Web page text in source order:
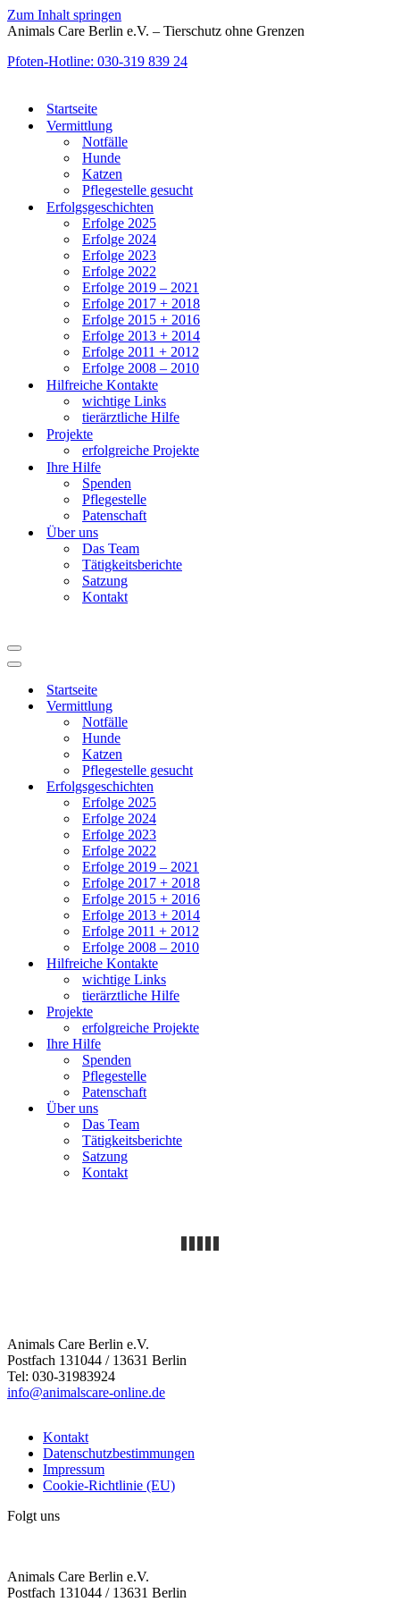
Zum Inhalt springen
Animals Care Berlin e.V. – Tierschutz ohne Grenzen
Pfoten-Hotline: 030-319 839 24
Startseite
Vermittlung
Notfälle
Hunde
Katzen
Pflegestelle gesucht
Erfolgsgeschichten
Erfolge 2025
Erfolge 2024
Erfolge 2023
Erfolge 2022
Erfolge 2019 – 2021
Erfolge 2017 + 2018
Erfolge 2015 + 2016
Erfolge 2013 + 2014
Erfolge 2011 + 2012
Erfolge 2008 – 2010
Hilfreiche Kontakte
wichtige Links
tierärztliche Hilfe
Projekte
erfolgreiche Projekte
Ihre Hilfe
Spenden
Pflegestelle
Patenschaft
Über uns
Das Team
Tätigkeitsberichte
Satzung
Kontakt
Navigationsmenü
Navigationsmenü
Startseite
Vermittlung
Notfälle
Hunde
Katzen
Pflegestelle gesucht
Erfolgsgeschichten
Erfolge 2025
Erfolge 2024
Erfolge 2023
Erfolge 2022
Erfolge 2019 – 2021
Erfolge 2017 + 2018
Erfolge 2015 + 2016
Erfolge 2013 + 2014
Erfolge 2011 + 2012
Erfolge 2008 – 2010
Hilfreiche Kontakte
wichtige Links
tierärztliche Hilfe
Projekte
erfolgreiche Projekte
Ihre Hilfe
Spenden
Pflegestelle
Patenschaft
Über uns
Das Team
Tätigkeitsberichte
Satzung
Kontakt
Animals Care Berlin e.V.
Postfach 131044 / 13631 Berlin
Tel: 030-31983924
info@animalscare-online.de
Kontakt
Datenschutzbestimmungen
Impressum
Cookie-Richtlinie (EU)
Folgt uns
Animals Care Berlin e.V.
Postfach 131044 / 13631 Berlin